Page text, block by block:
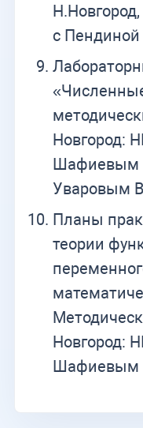
с Пендиной
Новгород:
Шафиевым
Уваровым
Планы
теории
Новгород:
Шафиевым